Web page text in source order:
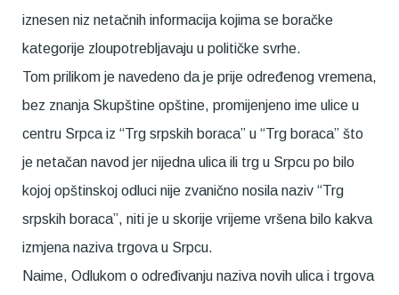
iznesen niz netačnih informacija kojima se boračke
kategorije zloupotrebljavaju u političke svrhe.
Tom prilikom je navedeno da je prije određenog vremena,
bez znanja Skupštine opštine, promijenjeno ime ulice u
centru Srpca iz “Trg srpskih boraca” u “Trg boraca” što
je netačan navod jer nijedna ulica ili trg u Srpcu po bilo
kojoj opštinskoj odluci nije zvanično nosila naziv “Trg
srpskih boraca”, niti je u skorije vrijeme vršena bilo kakva
izmjena naziva trgova u Srpcu.
Naime, Odlukom o određivanju naziva novih ulica i trgova